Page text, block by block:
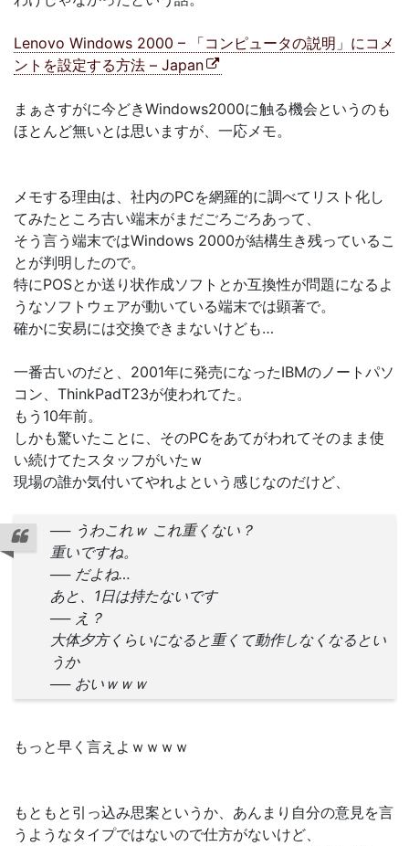
Lenovo Windows 2000 – 「コンピュータの説明」にコメ
ントを設定する方法 – Japan
まぁさすがに今どきWindows2000に触る機会というのも
ほとんど無いとは思いますが、一応メモ。
メモする理由は、社内のPCを網羅的に調べてリスト化し
てみたところ古い端末がまだごろごろあって、
そう言う端末ではWindows 2000が結構生き残っているこ
とが判明したので。
特にPOSとか送り状作成ソフトとか互換性が問題になるよ
うなソフトウェアが動いている端末では顕著で。
確かに安易には交換できまないけども…
一番古いのだと、2001年に発売になったIBMのノートパソ
コン、ThinkPadT23が使われてた。
もう10年前。
しかも驚いたことに、そのPCをあてがわれてそのまま使
い続けてたスタッフがいたｗ
現場の誰か気付いてやれよという感じなのだけど、
── うわこれｗ これ重くない？
重いですね。
── だよね…
あと、1日は持たないです
── え？
大体夕方くらいになると重くて動作しなくなるとい
うか
── おいｗｗｗ
もっと早く言えよｗｗｗｗ
もともと引っ込み思案というか、あんまり自分の意見を言
うようなタイプではないので仕方がないけど、